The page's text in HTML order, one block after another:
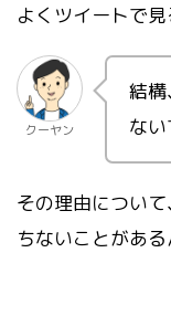
よくツイートで
クーヤン
結
ない
その理由につい
ちないことがある